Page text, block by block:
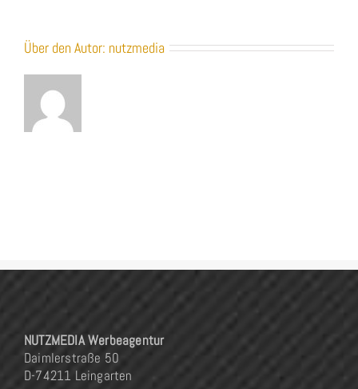
Über den Autor: nutzmedia
NUTZMEDIA Werbeagentur
Daimlerstraße 50
D-74211 Leingarten